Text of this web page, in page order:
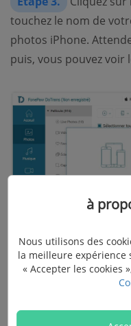
touchez le nom de
photos iPhone.
puis, vous pouvez voir
à
Nous utilisons des
la meilleure expérience
« Accepter les cookies